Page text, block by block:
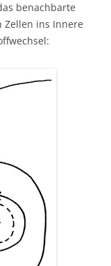
benachbarte
Zellen ins Innere